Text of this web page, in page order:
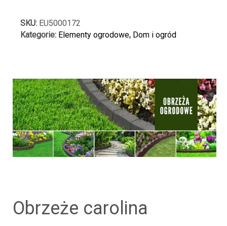
PALISADA
118
SKU: EU5000172
Kategorie: Elementy ogrodowe, Dom i ogród
obrzeże carolina